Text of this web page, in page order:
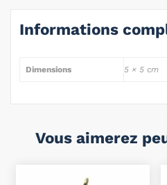
Informations
Dimensions 5 × 5 cm
Vous aimerez